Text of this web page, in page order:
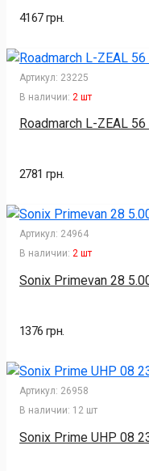
4167 грн.
Артикул: 23225
В наличии: 2 шт
Roadmarch L-ZEAL
2781 грн.
Артикул: 24964
В наличии: 2 шт
Sonix Primevan 28
1376 грн.
Артикул: 26958
В наличии: 12 шт
Sonix Prime UHP 08